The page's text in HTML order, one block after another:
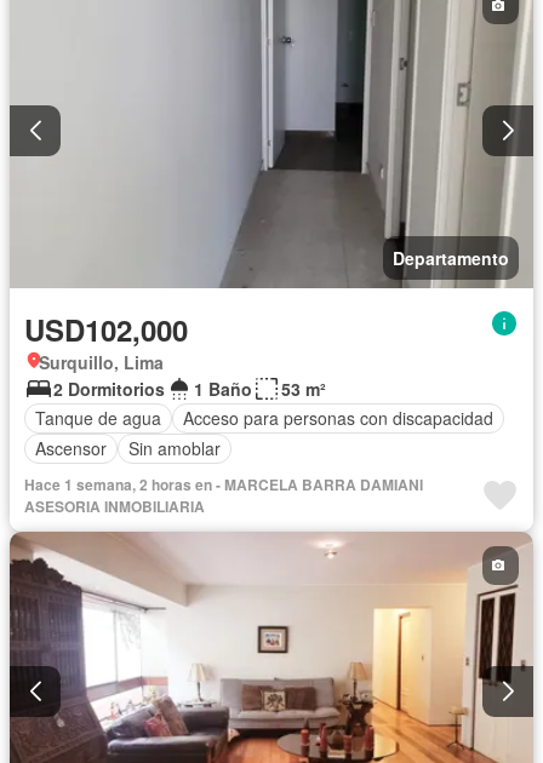
Departamento
USD102,000
Surquillo, Lima
2 Dormitorios
1 Baño
53 m²
Tanque de agua
Acceso para personas con discapacidad
Ascensor
Sin amoblar
Hace 1 semana, 2 horas en - MARCELA BARRA DAMIANI
ASESORIA INMOBILIARIA